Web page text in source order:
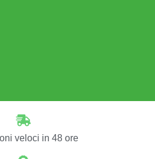
veloci in 48 ore